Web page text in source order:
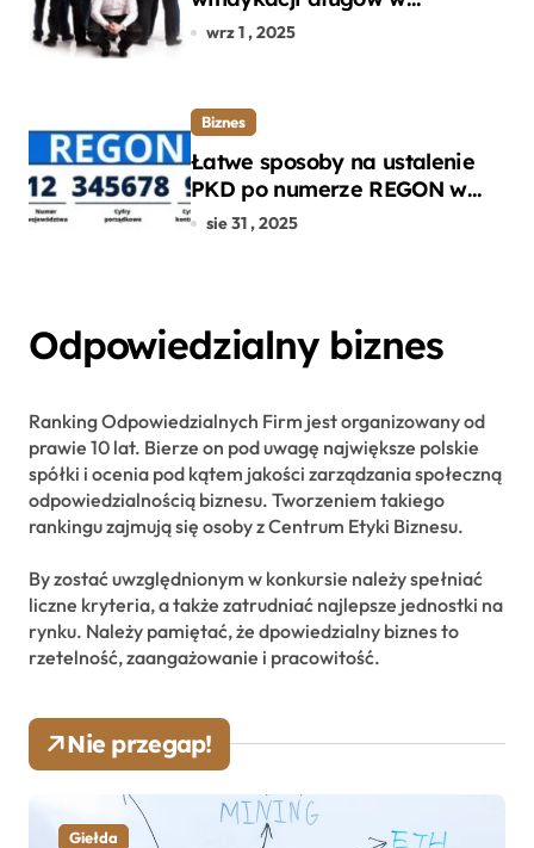
departamencie windykacji
wrz 1 , 2025
Biznes
Łatwe sposoby na ustalenie
PKD po numerze REGON w
kilku prostych krokach
sie 31 , 2025
Odpowiedzialny biznes
Ranking Odpowiedzialnych Firm jest organizowany od
prawie 10 lat. Bierze on pod uwagę największe polskie
spółki i ocenia pod kątem jakości zarządzania społeczną
odpowiedzialnością biznesu. Tworzeniem takiego
rankingu zajmują się osoby z Centrum Etyki Biznesu.
By zostać uwzględnionym w konkursie należy spełniać
liczne kryteria, a także zatrudniać najlepsze jednostki na
rynku. Należy pamiętać, że dpowiedzialny biznes to
rzetelność, zaangażowanie i pracowitość.
Nie przegap!
Giełda